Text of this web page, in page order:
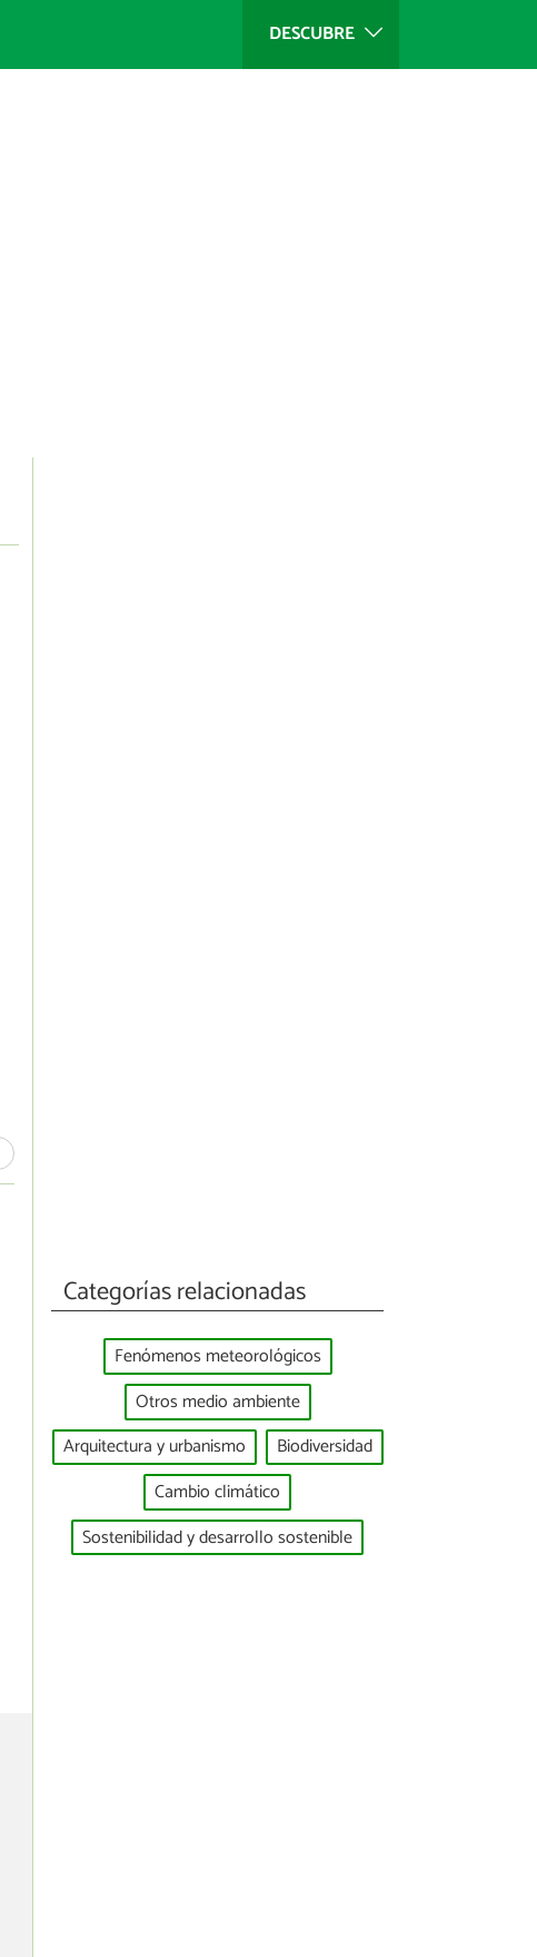
DESCUBRE
Categorías relacionadas
Fenómenos meteorológicos
Otros medio ambiente
Arquitectura y urbanismo
Biodiversidad
Cambio climático
Sostenibilidad y desarrollo sostenible